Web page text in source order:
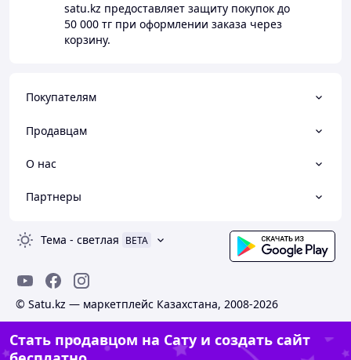
satu.kz предоставляет защиту покупок до
50 000 тг при оформлении заказа через
корзину.
Покупателям
Продавцам
О нас
Партнеры
Тема - светлая BETA
© Satu.kz — маркетплейс Казахстана, 2008-2026
Стать продавцом на Сату и создать сайт